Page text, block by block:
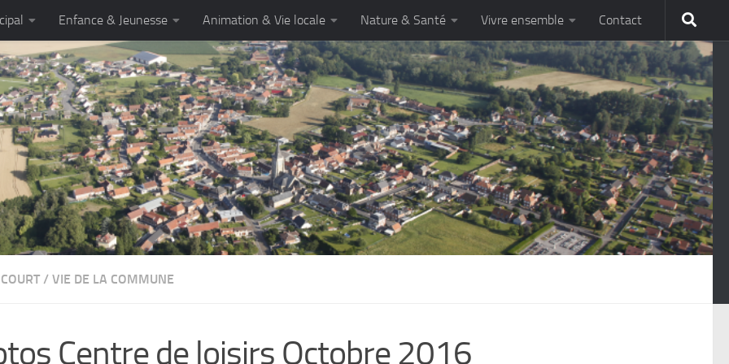
Enfance & Jeunesse Animation & Vie locale Nature & Santé Vivre ensemble Contact
/ VIE DE LA COMMUNE
Centre de loisirs Octobre 2016